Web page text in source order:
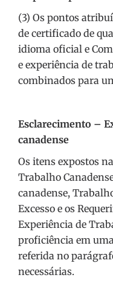
(3) Os pontos
de certificado de
idioma oficial e
e experiência de
combinados para
Esclarecimento –
canadense
Os itens expostos
Trabalho
canadense,
Excesso e os
Experiência de
proficiência em
referida no
necessárias.